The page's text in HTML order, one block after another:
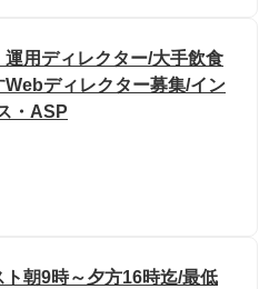
運用ディレクター/大手飲食
ディレクター募集/イン
・ASP
朝9時～夕方16時迄/最低